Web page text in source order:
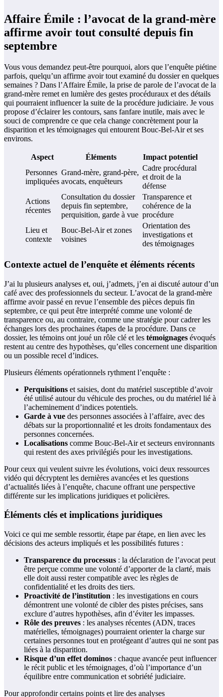
Affaire Émile : l’avocat de la grand-mère
affirme avoir tout consulté depuis fin
septembre
Vous vous demandez peut-être pourquoi, alors que l’enquête piétine
parfois, quelqu’un affirme avoir tout examiné du dossier en quelques
semaines ? Dans l’Affaire Émile, la prise de parole de l’avocat de la
grand-mère remet en lumière des gestes procéduraux et des détails
qui pourraient influencer la suite de la procédure judiciaire. Je vous
propose d’éclairer les contours, sans fanfare inutile, mais avec le
souci de comprendre ce que cela change concrètement pour la
disparition et les témoignages qui entourent Bouc-Bel-Air et ses
environs.
Aspect Éléments
Impact potentiel
Personnes
impliquées
Grand-mère, grand-père,
avocats, enquêteurs
Cadre procédural
et droit de la
défense
Actions
récentes
Consultation du dossier
depuis fin septembre,
perquisition, garde à vue
Transparence et
cohérence de la
procédure
Lieu et
contexte
Bouc-Bel-Air et zones
voisines
Orientation des
investigations et
des témoignages
Contexte actuel de l’enquête et éléments récents
J’ai lu plusieurs analyses et, oui, j’admets, j’en ai discuté autour d’un
café avec des professionnels du secteur. L’avocat de la grand-mère
affirme avoir passé en revue l’ensemble des pièces depuis fin
septembre, ce qui peut être interprété comme une volonté de
transparence ou, au contraire, comme une stratégie pour cadrer les
échanges lors des prochaines étapes de la procédure. Dans ce
dossier, les témoins ont joué un rôle clé et les témoignages évoqués
restent au centre des hypothèses, qu’elles concernent une disparition
ou un possible recel d’indices.
Plusieurs éléments opérationnels rythment l’enquête :
Perquisitions et saisies, dont du matériel susceptible d’avoir
été utilisé autour du véhicule des proches, ou du matériel lié à
l’acheminement d’indices potentiels.
Garde à vue des personnes associées à l’affaire, avec des
débats sur la proportionnalité et les droits fondamentaux des
personnes concernées.
Localisations comme Bouc-Bel-Air et secteurs environnants
qui restent des axes privilégiés pour les investigations.
Pour ceux qui veulent suivre les évolutions, voici deux ressources
vidéo qui décryptent les dernières avancées et les questions
d’actualités liées à l’enquête, chacune offrant une perspective
différente sur les implications juridiques et policières.
Éléments clés et implications juridiques
Voici ce qui me semble ressortir, étape par étape, en lien avec les
décisions des acteurs impliqués et les possibilités futures :
Transparence du processus : la déclaration de l’avocat peut
être perçue comme une volonté d’apporter de la clarté, mais
elle doit aussi rester compatible avec les règles de
confidentialité et les droits des tiers.
Proactivité de l’institution : les investigations en cours
démontrent une volonté de cibler des pistes précises, sans
exclure d’autres hypothèses, afin d’éviter les impasses.
Rôle des preuves : les analyses récentes (ADN, traces
matérielles, témoignages) pourraient orienter la charge sur
certaines personnes tout en protégeant d’autres qui ne sont pas
liées à la disparition.
Risque d’un effet dominos : chaque avancée peut influencer
le récit public et les témoignages, d’où l’importance d’un
équilibre entre communication et sobriété judiciaire.
Pour approfondir certains points et lire des analyses